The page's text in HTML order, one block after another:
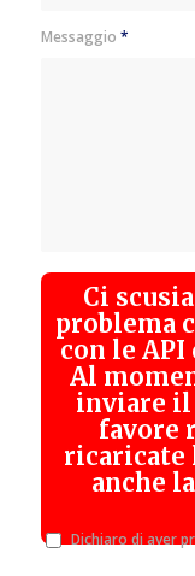
Messaggio *
Ci
problema
con le API
Al
inviare il
favore
ricaricate
anche
Dichiaro di aver